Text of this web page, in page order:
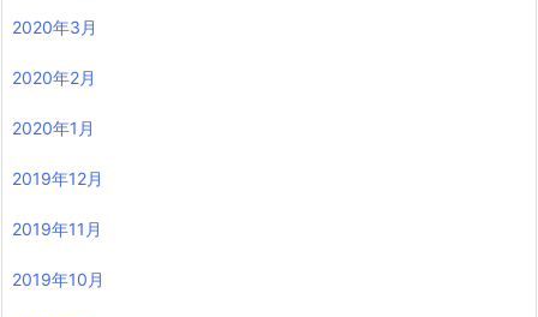
2020年3月
2020年2月
2020年1月
2019年12月
2019年11月
2019年10月